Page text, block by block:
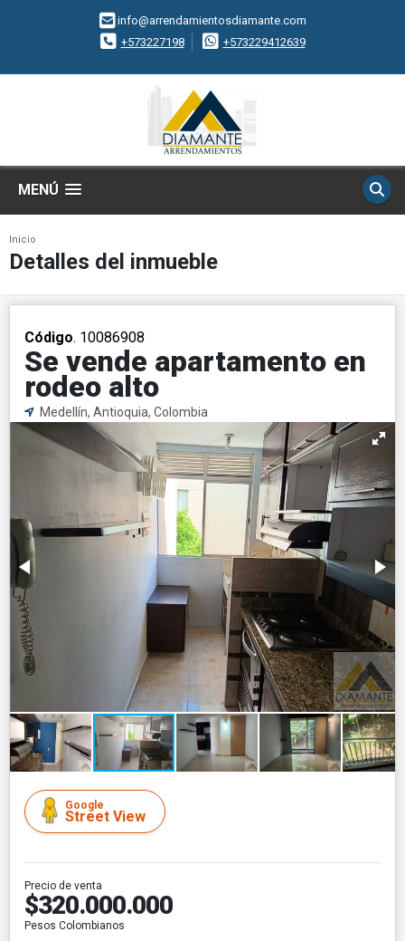
info@arrendamientosdiamante.com
+573227198
+573229412639
MENÚ
Inicio
Detalles del inmueble
Código. 10086908
Se vende apartamento en
rodeo alto
Medellín, Antioquia, Colombia
Google
Street View
Precio de venta
$320.000.000
Pesos Colombianos